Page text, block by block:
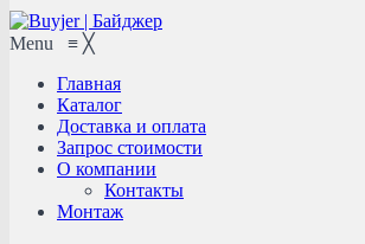
Menu ≡ ╳
Главная
Каталог
Доставка и оплата
Запрос стоимости
О компании
Контакты
Монтаж